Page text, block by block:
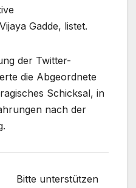
Gadde, listet.
der Twitter-
die Abgeordnete
Schicksal, in
nach der
Bitte unterstützen